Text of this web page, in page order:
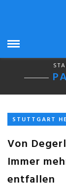
STUTTGART
Von
Immer
entfallen